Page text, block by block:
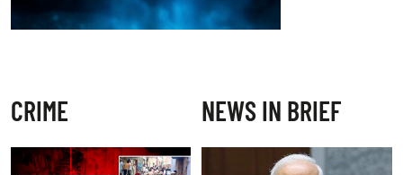
CRIME NEWS IN BRIEF